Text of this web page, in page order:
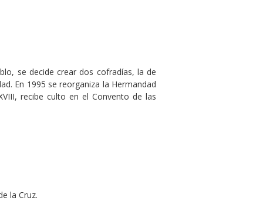
se decide crear dos cofradías, la de
En 1995 se reorganiza la Hermandad
recibe culto en el Convento de las
la Cruz.